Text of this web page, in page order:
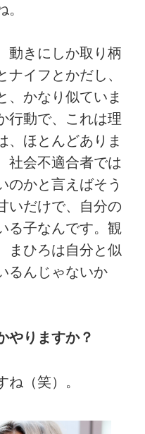
きにしか取り柄
イフとかだし、
、かなり似ていま
行動で、これは理
、ほとんどありま
社会不適合者では
のかと言えばそう
いだけで、自分の
る子なんです。観
まひろは自分と似
るんじゃないか
りますか？
（笑）。